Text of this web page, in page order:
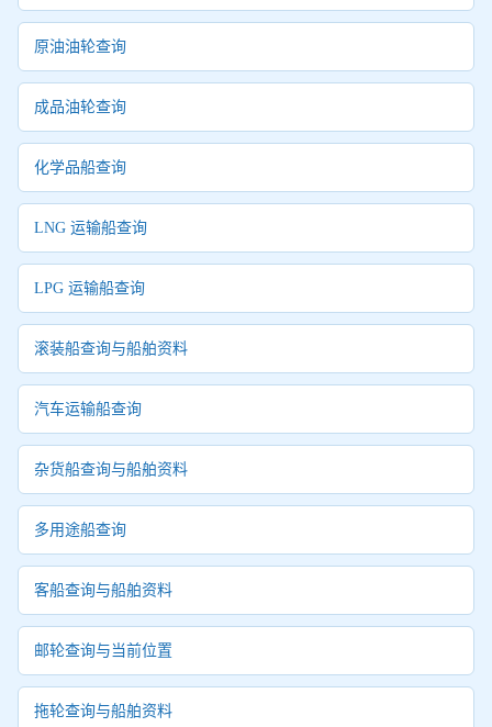
原油油轮查询
成品油轮查询
化学品船查询
LNG 运输船查询
LPG 运输船查询
滚装船查询与船舶资料
汽车运输船查询
杂货船查询与船舶资料
多用途船查询
客船查询与船舶资料
邮轮查询与当前位置
拖轮查询与船舶资料